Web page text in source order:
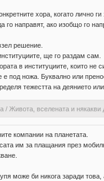
хора, когато лично
го направят, ако изобщо го
решение.
ще го раздам сам.
в институциите, които не
под ножа. Буквално или
тежестта на деянието
/ Живота, вселената и някакви
компании на планетата.
им за плащания през
може би никога заради това,